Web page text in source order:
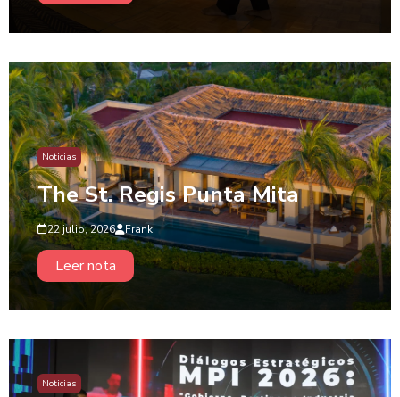
Noticias
The St. Regis Punta Mita
22 julio, 2026 Frank
Leer nota
Noticias